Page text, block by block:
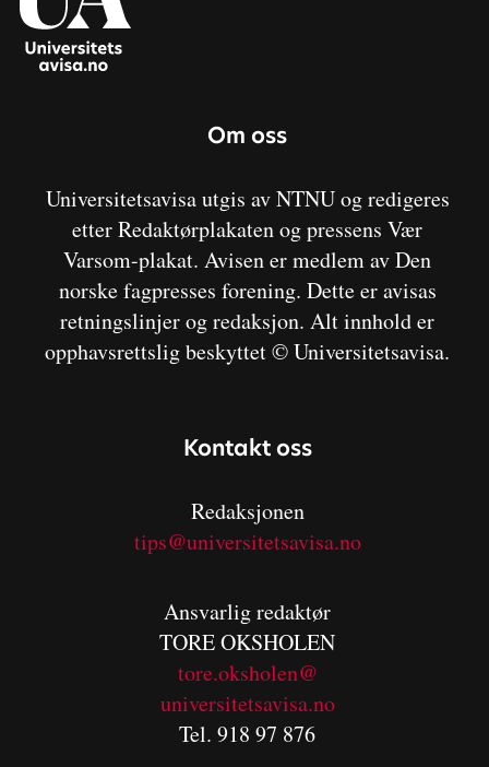
Om oss
Universitetsavisa utgis av NTNU og redigeres
etter Redaktørplakaten og pressens Vær
Varsom-plakat. Avisen er medlem av Den
norske fagpresses forening. Dette er avisas
retningslinjer og redaksjon. Alt innhold er
opphavsrettslig beskyttet © Universitetsavisa.
Kontakt oss
Redaksjonen
tips@universitetsavisa.no
Ansvarlig redaktør
TORE OKSHOLEN
tore.oksholen@
universitetsavisa.no
Tel. 918 97 876